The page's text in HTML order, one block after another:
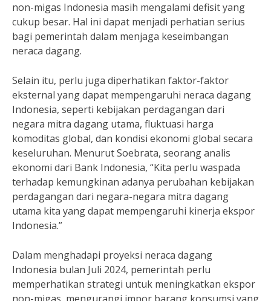
non-migas Indonesia masih mengalami defisit yang
cukup besar. Hal ini dapat menjadi perhatian serius
bagi pemerintah dalam menjaga keseimbangan
neraca dagang.
Selain itu, perlu juga diperhatikan faktor-faktor
eksternal yang dapat mempengaruhi neraca dagang
Indonesia, seperti kebijakan perdagangan dari
negara mitra dagang utama, fluktuasi harga
komoditas global, dan kondisi ekonomi global secara
keseluruhan. Menurut Soebrata, seorang analis
ekonomi dari Bank Indonesia, “Kita perlu waspada
terhadap kemungkinan adanya perubahan kebijakan
perdagangan dari negara-negara mitra dagang
utama kita yang dapat mempengaruhi kinerja ekspor
Indonesia.”
Dalam menghadapi proyeksi neraca dagang
Indonesia bulan Juli 2024, pemerintah perlu
memperhatikan strategi untuk meningkatkan ekspor